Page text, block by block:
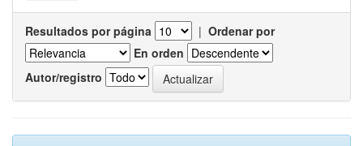
Resultados por página | Ordenar por
En orden
Autor/registro